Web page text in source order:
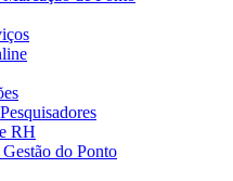
RH
do Ponto